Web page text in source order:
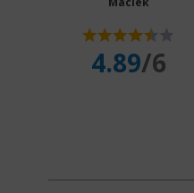
4.89/6